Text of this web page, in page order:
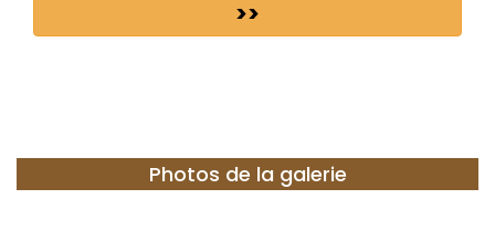
>>
Photos de la galerie